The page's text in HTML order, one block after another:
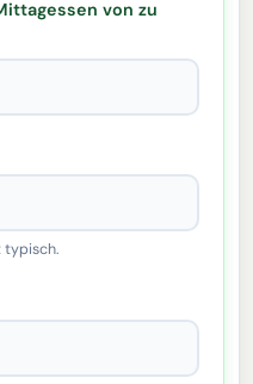
von zu
typisch.